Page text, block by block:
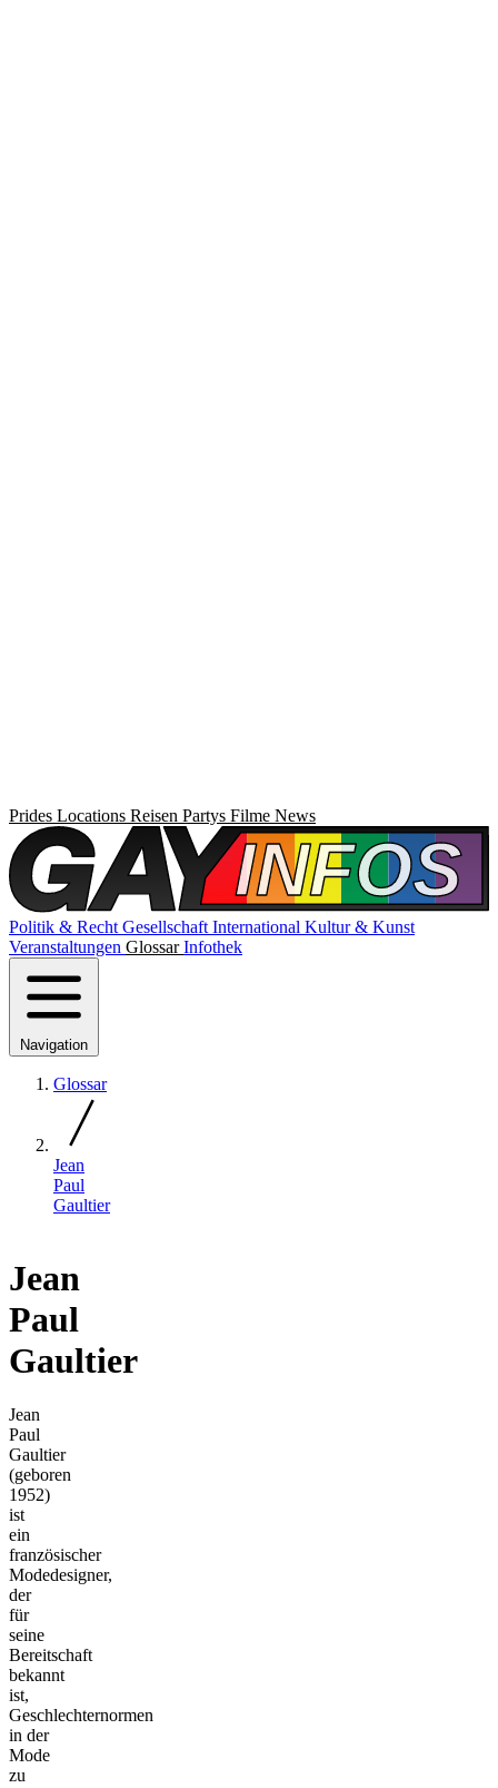
Prides Locations Reisen Partys Filme News
Politik & Recht Gesellschaft International Kultur & Kunst
Veranstaltungen GlossarInfothek
Navigation
Glossar
Jean
Paul
Gaultier
Jean
Paul
Gaultier
Jean
Paul
Gaultier
(geboren
1952)
ist
ein
französischer
Modedesigner,
der
für
seine
Bereitschaft
bekannt
ist,
Geschlechternormen
in der
Mode
zu